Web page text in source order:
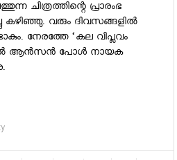
ചിത്രത്തിന്റെ പ്രാരംഭ
കഴിഞ്ഞു. വരും ദിവസങ്ങളില്‍
നേരത്തേ ‘കല വിപ്ലവം
ആന്‍സന്‍ പോള്‍ നായക